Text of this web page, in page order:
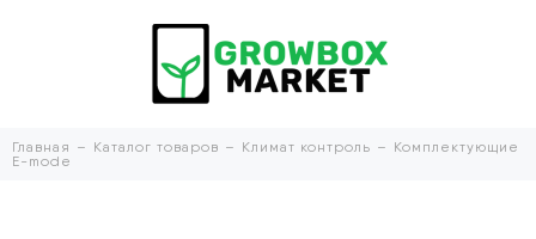
Главная Каталог товаров Климат контроль
Комплектующие
E-mode